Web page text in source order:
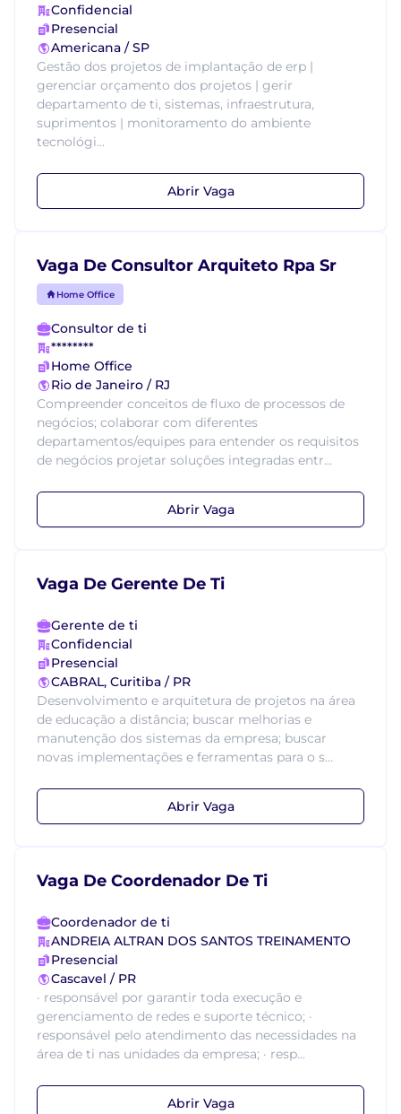
Confidencial
Presencial
Americana / SP
Gestão dos projetos de implantação de erp |
gerenciar orçamento dos projetos | gerir
departamento de ti, sistemas, infraestrutura,
suprimentos | monitoramento do ambiente
tecnológi...
Abrir Vaga
Vaga De Consultor Arquiteto Rpa Sr
Home Office
Consultor de ti
********
Home Office
Rio de Janeiro / RJ
Compreender conceitos de fluxo de processos de
negócios; colaborar com diferentes
departamentos/equipes para entender os requisitos
de negócios projetar soluções integradas entr...
Abrir Vaga
Vaga De Gerente De Ti
Gerente de ti
Confidencial
Presencial
CABRAL, Curitiba / PR
Desenvolvimento e arquitetura de projetos na área
de educação a distância; buscar melhorias e
manutenção dos sistemas da empresa; buscar
novas implementações e ferramentas para o s...
Abrir Vaga
Vaga De Coordenador De Ti
Coordenador de ti
ANDREIA ALTRAN DOS SANTOS TREINAMENTO
Presencial
Cascavel / PR
· responsável por garantir toda execução e
gerenciamento de redes e suporte técnico; ·
responsável pelo atendimento das necessidades na
área de ti nas unidades da empresa; · resp...
Abrir Vaga